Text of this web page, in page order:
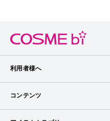
利用者様へ
メンバーログイン
コンテンツ